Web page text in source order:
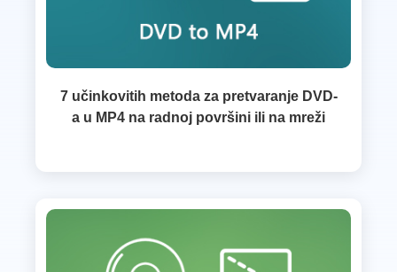
7 učinkovitih metoda za pretvaranje DVD-
a u MP4 na radnoj površini ili na mreži